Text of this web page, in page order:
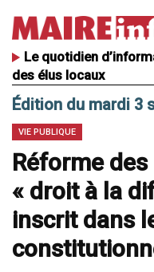
Le quotidien
des élus locaux
Édition du mardi 3
VIE PUBLIQUE
Réforme
« droit à la
inscrit dans